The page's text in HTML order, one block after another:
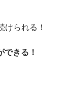
けられる！
できる！